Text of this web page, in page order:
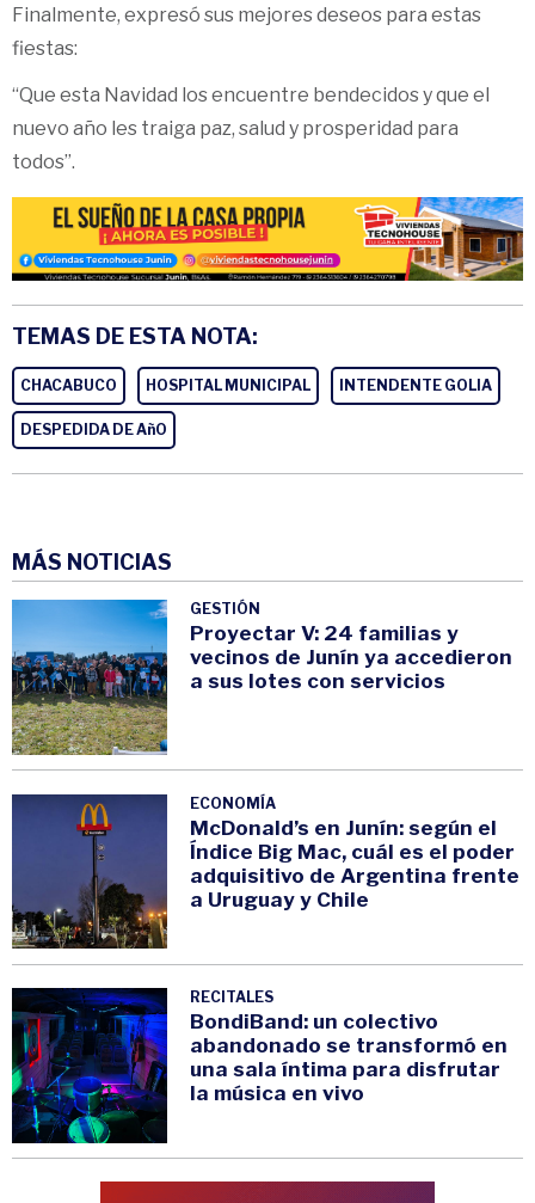
Finalmente, expresó sus mejores deseos para estas
fiestas:
“Que esta Navidad los encuentre bendecidos y que el
nuevo año les traiga paz, salud y prosperidad para
todos”.
TEMAS DE ESTA NOTA:
CHACABUCO HOSPITAL MUNICIPAL INTENDENTE GOLIA
DESPEDIDA DE AñO
MÁS NOTICIAS
GESTIÓN
Proyectar V: 24 familias y
vecinos de Junín ya accedieron
a sus lotes con servicios
ECONOMÍA
McDonald’s en Junín: según el
Índice Big Mac, cuál es el poder
adquisitivo de Argentina frente
a Uruguay y Chile
RECITALES
BondiBand: un colectivo
abandonado se transformó en
una sala íntima para disfrutar
la música en vivo